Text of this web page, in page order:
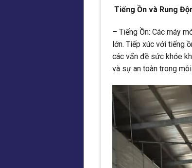
Tiếng Ồn và Rung
– Tiếng Ồn: Các máy
lớn. Tiếp xúc với tiếng
các vấn đề sức khỏe
và sự an toàn trong